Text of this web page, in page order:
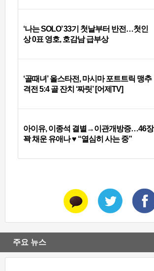
‘나는 SOLO’ 33기 첫날부터 반전…첫인
상 0표 영호, 호감남 급부상
‘골때녀’ 올스타전, 마시마 포트트릭 맹추
격전 5:4 골 잔치 ‘짜릿’ [어제TV]
아이유, 이종석 결별→이관개방증…46장
꽉 채운 유애나 ♥ “열심히 사는 중”
주요 뉴스